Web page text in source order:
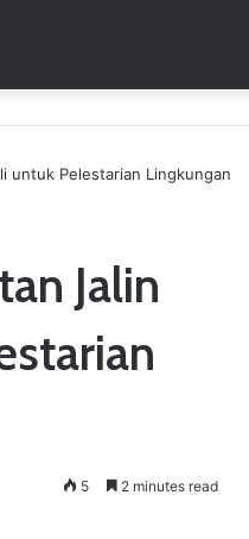
untuk Pelestarian Lingkungan
Jalin
5 2 minutes read